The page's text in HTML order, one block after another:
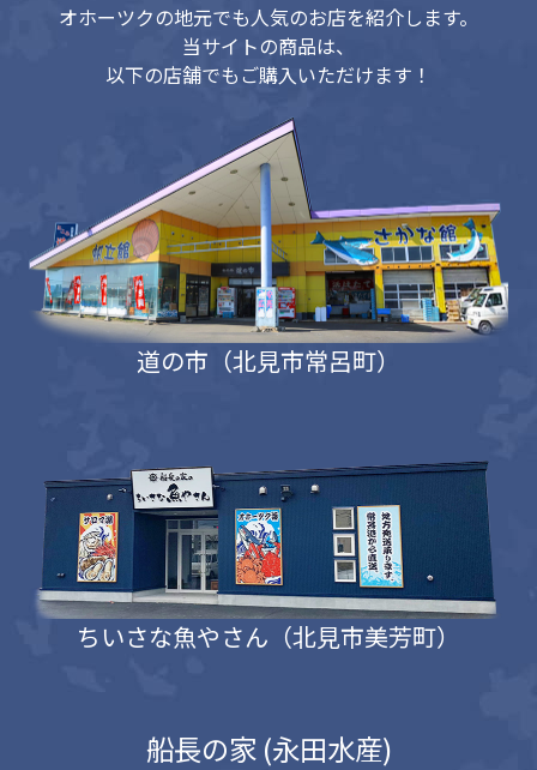
オホーツクの地元でも人気のお店を紹介します。
当サイトの商品は、
以下の店舗でもご購入いただけます！
道の市（北見市常呂町）
ちいさな魚やさん（北見市美芳町）
船長の家 (永田水産)